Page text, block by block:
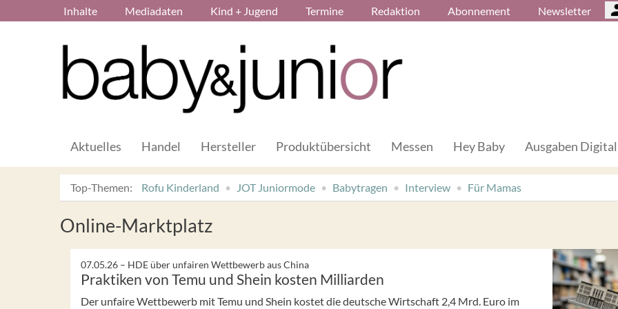
Inhalte Mediadaten Kind + Jugend Termine Redaktion Abonnement Newsletter
Aktuelles Handel Hersteller Produktübersicht Messen Hey Baby Ausgaben Digital
Top-Themen: Rofu Kinderland JOT Juniormode Babytragen Interview Für Mamas
Online-Marktplatz
07.05.26 – HDE über unfairen Wettbewerb aus China
Praktiken von Temu und Shein kosten Milliarden
Der unfaire Wettbewerb mit Temu und Shein kostet die deutsche Wirtschaft 2,4 Mrd. Euro im